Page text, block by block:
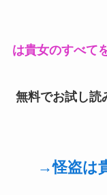
は貴女のすべて
無料でお試し読
→怪盗は